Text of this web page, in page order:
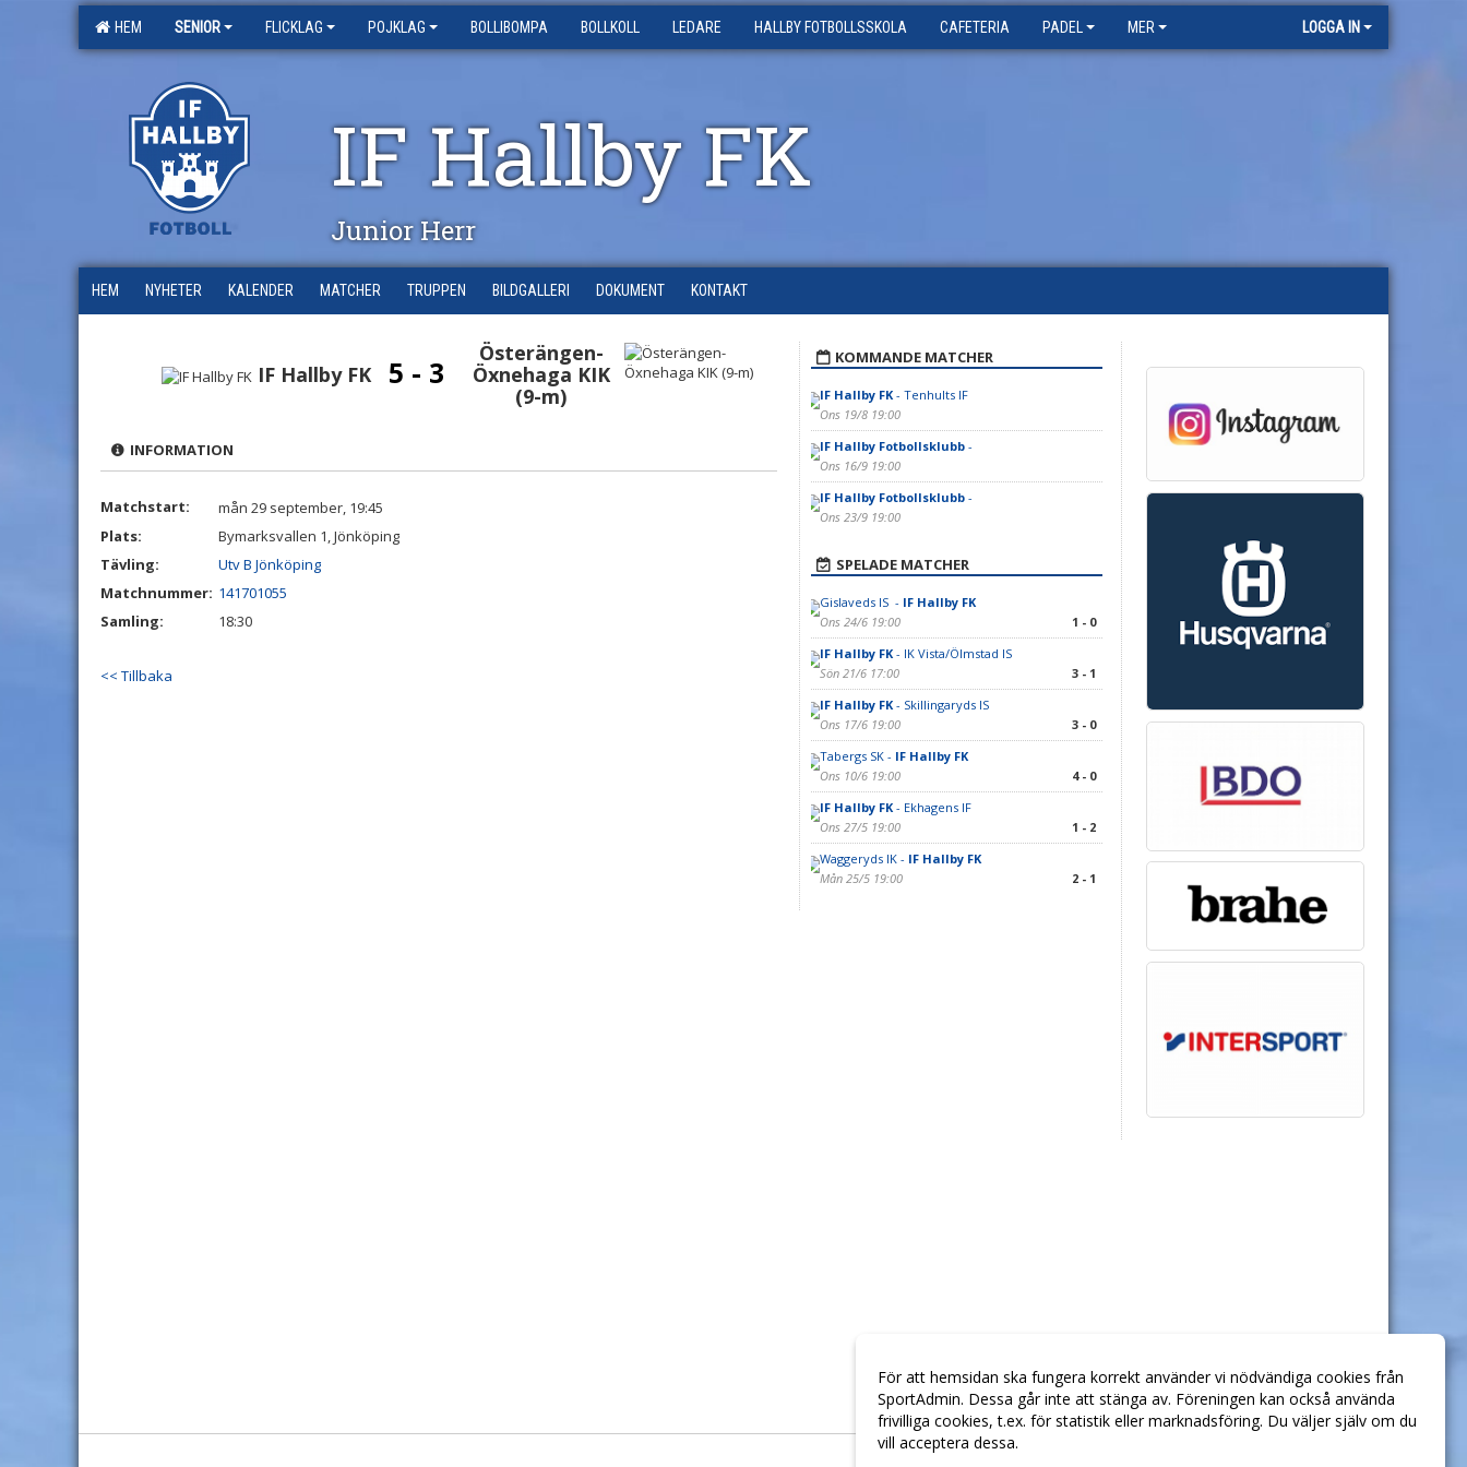
HEM SENIOR FLICKLAG POJKLAG BOLLIBOMPA BOLLKOLL LEDARE HALLBY FOTBOLLSSKOLA CAFETERIA PADEL MER LOGGA IN
IF Hallby FK
Junior Herr
HEM NYHETER KALENDER MATCHER TRUPPEN BILDGALLERI DOKUMENT KONTAKT
IF Hallby FK 5 - 3
Österängen-
Öxnehaga KIK
(9-m)
INFORMATION
Matchstart:
mån 29 september, 19:45
Plats:
Bymarksvallen 1, Jönköping
Tävling:
Utv B Jönköping
Matchnummer: 141701055
Samling:
18:30
<< Tillbaka
KOMMANDE MATCHER
IF Hallby FK- Tenhults IF
Ons 19/8 19:00
IF Hallby Fotbollsklubb-
Ons 16/9 19:00
IF Hallby Fotbollsklubb-
Ons 23/9 19:00
SPELADE MATCHER
Gislaveds IS - IF Hallby FK
Ons 24/6 19:00
1 - 0
IF Hallby FK- IK Vista/Ölmstad IS
Sön 21/6 17:00
3 - 1
IF Hallby FK- Skillingaryds IS
Ons 17/6 19:00
3 - 0
Tabergs SK - IF Hallby FK
Ons 10/6 19:00
4 - 0
IF Hallby FK- Ekhagens IF
Ons 27/5 19:00
1 - 2
Waggeryds IK - IF Hallby FK
Mån 25/5 19:00
2 - 1
För att hemsidan ska fungera korrekt använder vi nödvändiga cookies från
SportAdmin. Dessa går inte att stänga av. Föreningen kan också använda
frivilliga cookies, t.ex. för statistik eller marknadsföring. Du väljer själv om du
vill acceptera dessa.